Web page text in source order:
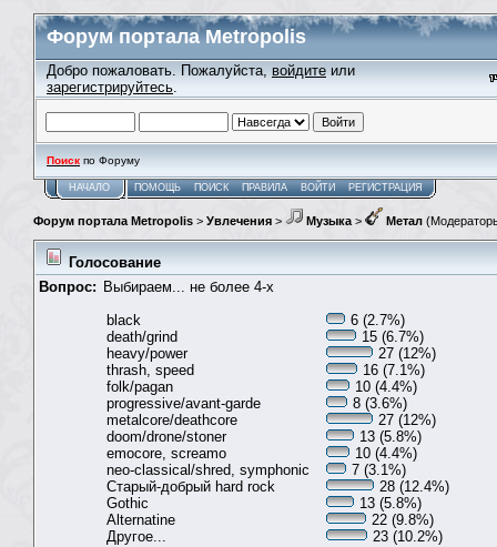
Форум портала Metropolis
Добро пожаловать. Пожалуйста, войдите или
зарегистрируйтесь.
Поиск по Форуму
НАЧАЛО ПОМОЩЬ ПОИСК ПРАВИЛА ВОЙТИ РЕГИСТРАЦИЯ
Форум портала Metropolis > Увлечения > Музыка > Метал
Голосование
Вопрос: Выбираем... не более 4-х
black
6 (2.7%)
death/grind
15 (6.7%)
heavy/power
27 (12%)
thrash, speed
16 (7.1%)
folk/pagan
10 (4.4%)
progressive/avant-garde
8 (3.6%)
metalcore/deathcore
27 (12%)
doom/drone/stoner
13 (5.8%)
emocore, screamo
10 (4.4%)
neo-classical/shred, symphonic
7 (3.1%)
Старый-добрый hard rock
28 (12.4%)
Gothic
13 (5.8%)
Alternatine
22 (9.8%)
Другое...
23 (10.2%)